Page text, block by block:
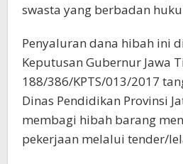
swasta yang berbadan
Penyaluran dana hibah ini
Keputusan Gubernur Jawa
188/386/KPTS/013/2017
Dinas Pendidikan Provinsi
membagi hibah barang
pekerjaan melalui tender/